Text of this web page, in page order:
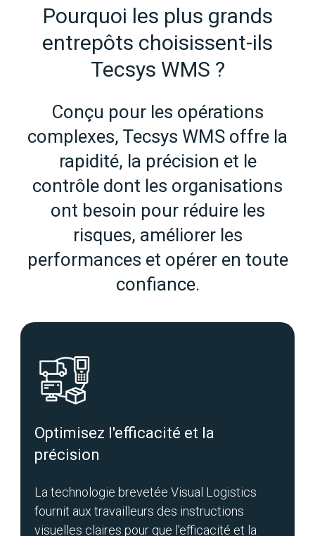
Pourquoi les plus grands
entrepôts choisissent-ils
Tecsys WMS ?
Conçu pour les opérations
complexes, Tecsys WMS offre la
rapidité, la précision et le
contrôle dont les organisations
ont besoin pour réduire les
risques, améliorer les
performances et opérer en toute
confiance.
Optimisez l'efficacité et la
précision
La technologie brevetée Visual Logistics
fournit aux travailleurs des instructions
visuelles claires pour que l'efficacité et la